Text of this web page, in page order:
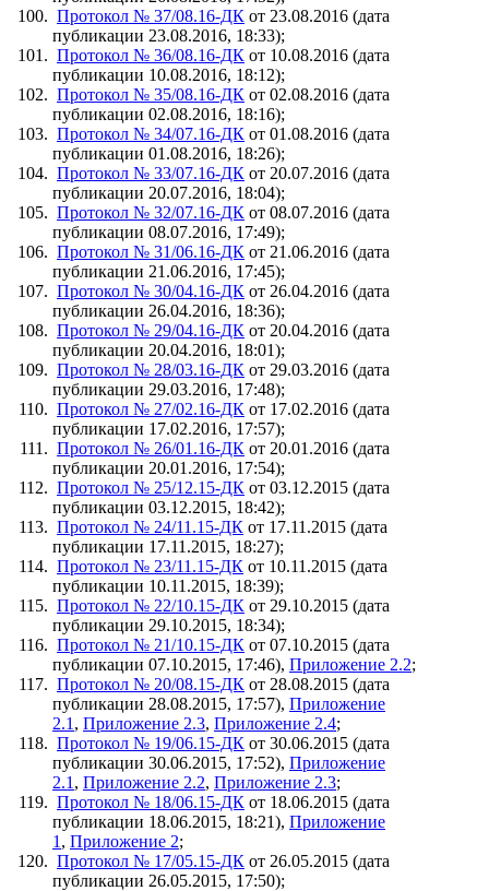
Протокол № 37/08.16-ДК от 23.08.2016 (дата
публикации 23.08.2016, 18:33);
Протокол № 36/08.16-ДК от 10.08.2016 (дата
публикации 10.08.2016, 18:12);
Протокол № 35/08.16-ДК от 02.08.2016 (дата
публикации 02.08.2016, 18:16);
Протокол № 34/07.16-ДК от 01.08.2016 (дата
публикации 01.08.2016, 18:26);
Протокол № 33/07.16-ДК от 20.07.2016 (дата
публикации 20.07.2016, 18:04);
Протокол № 32/07.16-ДК от 08.07.2016 (дата
публикации 08.07.2016, 17:49);
Протокол № 31/06.16-ДК от 21.06.2016 (дата
публикации 21.06.2016, 17:45);
Протокол № 30/04.16-ДК от 26.04.2016 (дата
публикации 26.04.2016, 18:36);
Протокол № 29/04.16-ДК от 20.04.2016 (дата
публикации 20.04.2016, 18:01);
Протокол № 28/03.16-ДК от 29.03.2016 (дата
публикации 29.03.2016, 17:48);
Протокол № 27/02.16-ДК от 17.02.2016 (дата
публикации 17.02.2016, 17:57);
Протокол № 26/01.16-ДК от 20.01.2016 (дата
публикации 20.01.2016, 17:54);
Протокол № 25/12.15-ДК от 03.12.2015 (дата
публикации 03.12.2015, 18:42);
Протокол № 24/11.15-ДК от 17.11.2015 (дата
публикации 17.11.2015, 18:27);
Протокол № 23/11.15-ДК от 10.11.2015 (дата
публикации 10.11.2015, 18:39);
Протокол № 22/10.15-ДК от 29.10.2015 (дата
публикации 29.10.2015, 18:34);
Протокол № 21/10.15-ДК от 07.10.2015 (дата
публикации 07.10.2015, 17:46), Приложение 2.2;
Протокол № 20/08.15-ДК от 28.08.2015 (дата
публикации 28.08.2015, 17:57), Приложение
2.1 , Приложение 2.3, Приложение 2.4;
Протокол № 19/06.15-ДК от 30.06.2015 (дата
публикации 30.06.2015, 17:52), Приложение
2.1 , Приложение 2.2, Приложение 2.3;
Протокол № 18/06.15-ДК от 18.06.2015 (дата
публикации 18.06.2015, 18:21), Приложение
1 , Приложение 2;
Протокол № 17/05.15-ДК от 26.05.2015 (дата
публикации 26.05.2015, 17:50);